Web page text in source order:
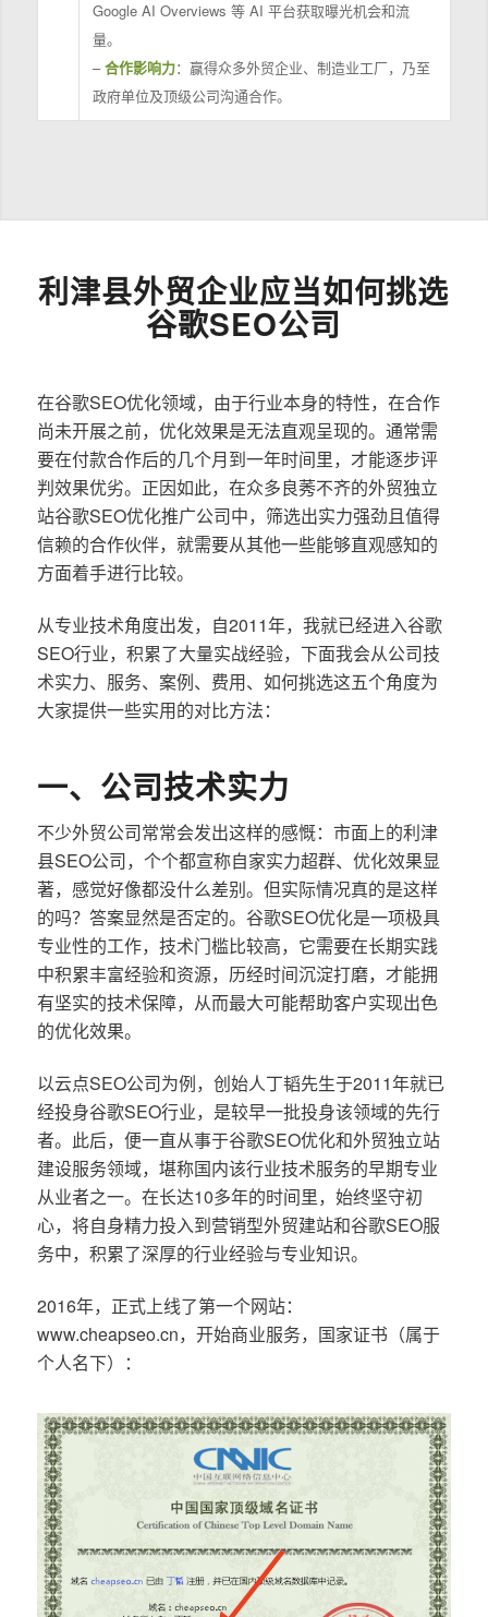
Google AI Overviews 等 AI 平台获取曝光机会和流
量。
–合作影响力：赢得众多外贸企业、制造业工厂，乃至
政府单位及顶级公司沟通合作。
利津县外贸企业应当如何挑选
谷歌SEO公司
在谷歌SEO优化领域，由于行业本身的特性，在合作
尚未开展之前，优化效果是无法直观呈现的。通常需
要在付款合作后的几个月到一年时间里，才能逐步评
判效果优劣。正因如此，在众多良莠不齐的外贸独立
站谷歌SEO优化推广公司中，筛选出实力强劲且值得
信赖的合作伙伴，就需要从其他一些能够直观感知的
方面着手进行比较。
从专业技术角度出发，自2011年，我就已经进入谷歌
SEO行业，积累了大量实战经验，下面我会从公司技
术实力、服务、案例、费用、如何挑选这五个角度为
大家提供一些实用的对比方法：
一、公司技术实力
不少外贸公司常常会发出这样的感慨：市面上的利津
县SEO公司，个个都宣称自家实力超群、优化效果显
著，感觉好像都没什么差别。但实际情况真的是这样
的吗？答案显然是否定的。谷歌SEO优化是一项极具
专业性的工作，技术门槛比较高，它需要在长期实践
中积累丰富经验和资源，历经时间沉淀打磨，才能拥
有坚实的技术保障，从而最大可能帮助客户实现出色
的优化效果。
以云点SEO公司为例，创始人丁韬先生于2011年就已
经投身谷歌SEO行业，是较早一批投身该领域的先行
者。此后，便一直从事于谷歌SEO优化和外贸独立站
建设服务领域，堪称国内该行业技术服务的早期专业
从业者之一。在长达10多年的时间里，始终坚守初
心，将自身精力投入到营销型外贸建站和谷歌SEO服
务中，积累了深厚的行业经验与专业知识。
2016年，正式上线了第一个网站：
www.cheapseo.cn，开始商业服务，国家证书（属于
个人名下）：